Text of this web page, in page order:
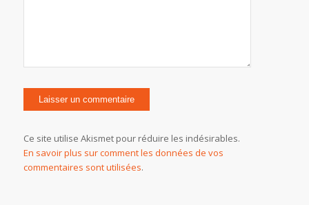
Ce site utilise Akismet pour réduire les indésirables.
En savoir plus sur comment les données de vos
commentaires sont utilisées.